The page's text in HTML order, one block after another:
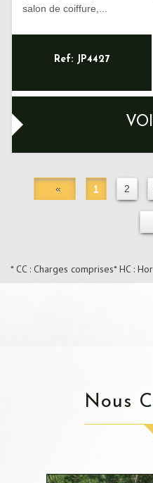
salon de coiffure,...
Ref: JP4427
« 1 2
* CC : Charges comprises* HC :
Nous